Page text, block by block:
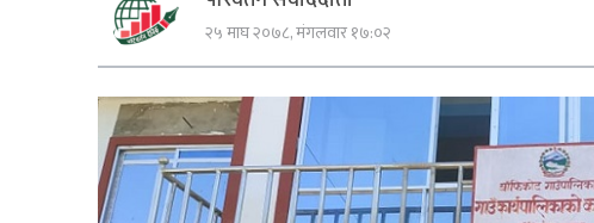
२५ माघ २०७८, मंगलवार १७:०२